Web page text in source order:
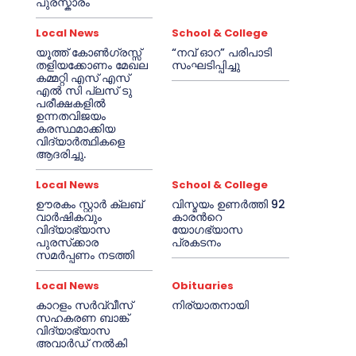
Local News
യൂത്ത് കോൺഗ്രസ്സ്
തളിയക്കോണം മേഖല
കമ്മറ്റി എസ് എസ്
എൽ സി പ്ലസ് ടു
പരീക്ഷകളിൽ
ഉന്നതവിജയം
കരസ്ഥമാക്കിയ
വിദ്യാർത്ഥികളെ
ആദരിച്ചു.
School & College
“നവ് ഓറ” പരിപാടി
സംഘടിപ്പിച്ചു
Local News
ഊരകം സ്റ്റാർ ക്ലബ്
വാർഷികവും
വിദ്യാഭ്യാസ
പുരസ്‌ക്കാര
സമർപ്പണം നടത്തി
School & College
വിസ്മയം ഉണർത്തി 92
കാരൻറെ
യോഗഭ്യാസ
പ്രകടനം
Local News
കാറളം സർവ്വീസ്
സഹകരണ ബാങ്ക്
വിദ്യാഭ്യാസ
അവാർഡ് നൽകി
Obituaries
നിര്യാതനായി